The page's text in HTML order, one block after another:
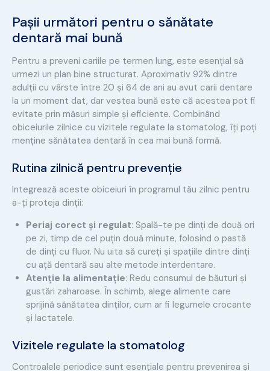
Pașii următori pentru o sănătate
dentară mai bună
Pentru a preveni cariile pe termen lung, este esențial să
urmezi un plan bine structurat. Aproximativ 92% dintre
adulții cu vârste între 20 și 64 de ani au avut carii dentare
la un moment dat, dar vestea bună este că acestea pot fi
evitate prin măsuri simple și eficiente. Combinând
obiceiurile zilnice cu vizitele regulate la stomatolog, îți poți
menține sănătatea dentară în cea mai bună formă.
Rutina zilnică pentru prevenție
Integrează aceste obiceiuri în programul tău zilnic pentru
a-ți proteja dinții:
Periaj corect și regulat: Spală-te pe dinți de două ori
pe zi, timp de cel puțin două minute, folosind o pastă
de dinți cu fluor. Nu uita să cureți și spațiile dintre dinți
cu ață dentară sau alte metode interdentare.
Atenție la alimentație: Redu consumul de băuturi și
gustări zaharoase. În schimb, alege alimente care
sprijină sănătatea dinților, cum ar fi legumele crocante
și lactatele.
Vizitele regulate la stomatolog
Controalele periodice sunt esențiale pentru prevenirea și